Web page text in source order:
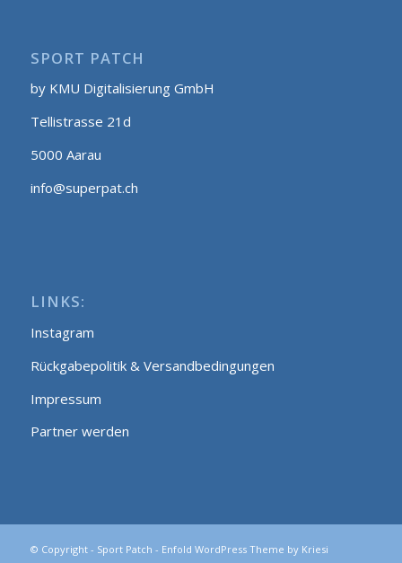
SPORT PATCH
by KMU Digitalisierung GmbH
Tellistrasse 21d
5000 Aarau
info@superpat.ch
LINKS:
Instagram
Rückgabepolitik & Versandbedingungen
Impressum
Partner werden
© Copyright - Sport Patch - Enfold WordPress Theme by Kriesi